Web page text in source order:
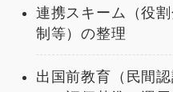
連携スキーム（役
制等）の整理
出国前教育（民間